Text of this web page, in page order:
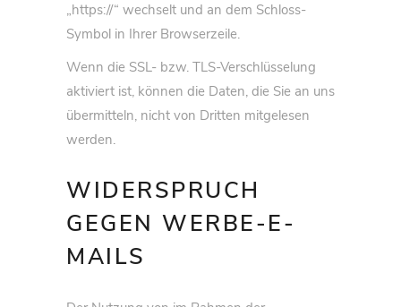
„https://“ wechselt und an dem Schloss-
Symbol in Ihrer Browserzeile.
Wenn die SSL- bzw. TLS-Verschlüsselung
aktiviert ist, können die Daten, die Sie an uns
übermitteln, nicht von Dritten mitgelesen
werden.
WIDERSPRUCH
GEGEN WERBE-E-
MAILS